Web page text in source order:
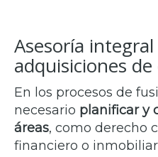
Asesoría
adquisiciones
En los procesos de
necesario planificar y
áreas, como derecho
financiero o